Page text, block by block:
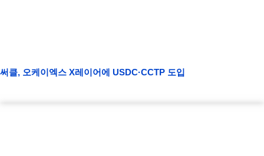
써클, 오케이엑스 X레이어에 USDC·CCTP 도입